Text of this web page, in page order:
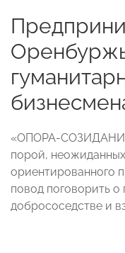
«ОПОРА-
порой,
ориентированного
повод поговорить
добрососедстве и